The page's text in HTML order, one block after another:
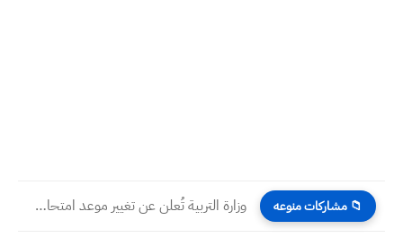
📁 مشاركات منوعه وزارة التربية تُعلن عن تغيير موعد امتحان اللغة الإنكليزية للتعليم...